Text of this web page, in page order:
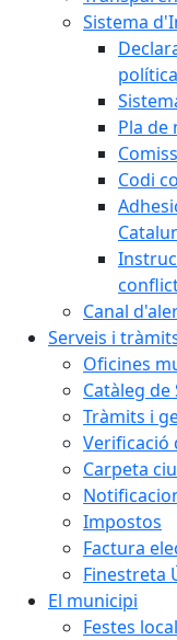
Sistema
Pla de
Codi
Canal
Serveis i
Oficines
Catàleg de
Tràmits i
Verificació
Carpeta
Impostos
Factura
Finestreta
El municipi
Festes